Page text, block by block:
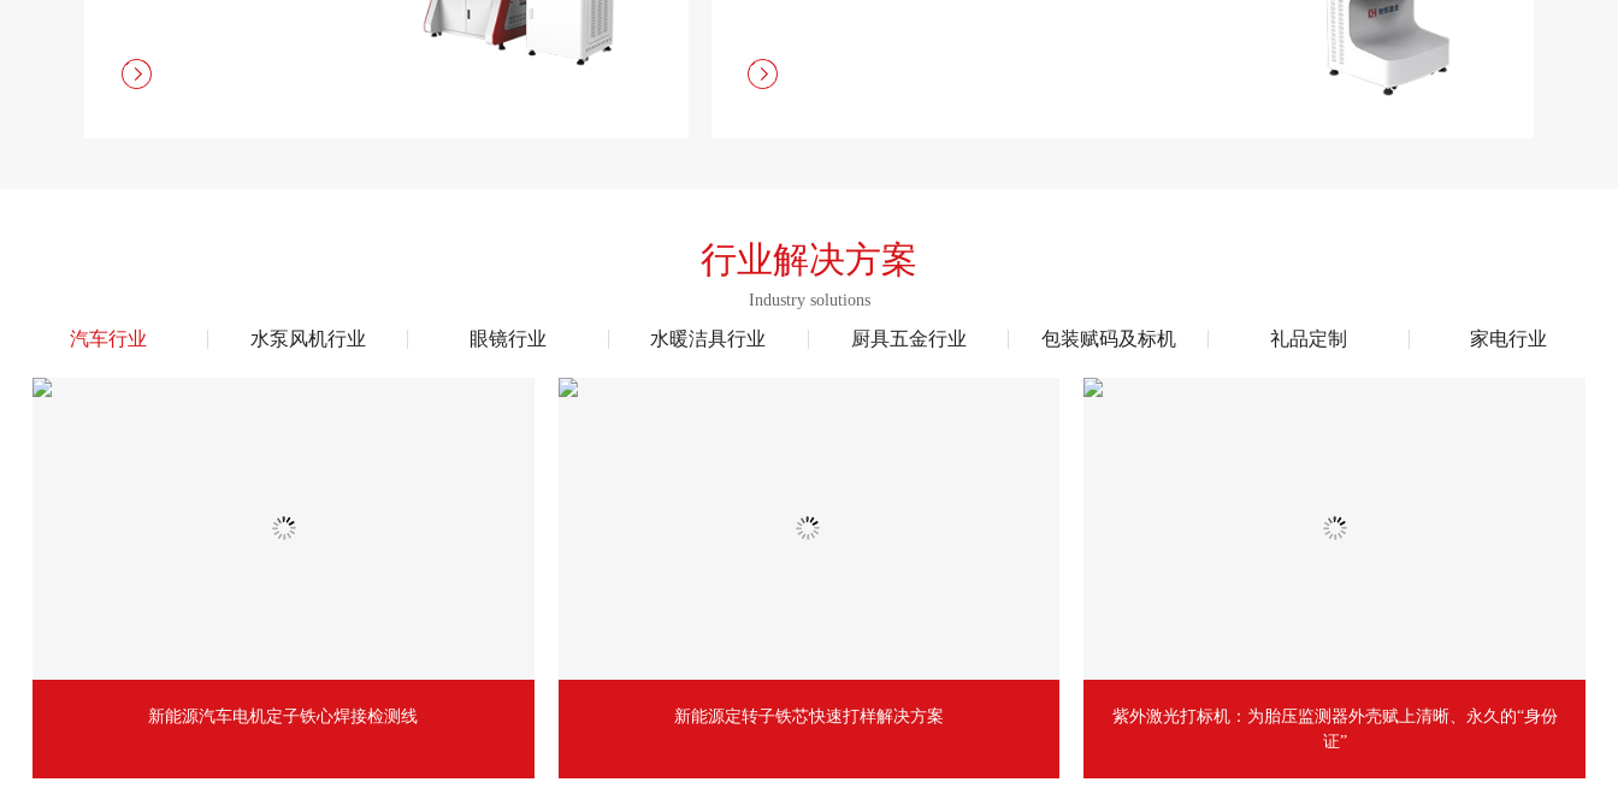
行业解决方案
Industry solutions
汽车行业 水泵风机行业 眼镜行业 水暖洁具行业 厨具五金行业 包装赋码及标机 礼品定制 家电行业
新能源汽车电机定子铁心焊接检测线 新能源定转子铁芯快速打样解决方案
紫外激光打标机：为胎压监测器外壳赋上清晰、永久的“身份
证”